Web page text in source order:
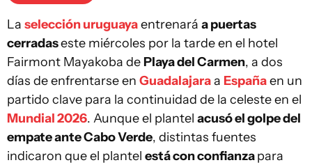
La selección uruguayaentrenará a puertas
cerradaseste miércoles por la tarde en el hotel
Fairmont Mayakoba de Playa del Carmen, a dos
días de enfrentarse en Guadalajaraa Españaen un
partido clave para la continuidad de la celeste en el
Mundial 2026. Aunque el plantel acusó el golpe del
empate ante Cabo Verde, distintas fuentes
indicaron que el plantel está con confianzapara